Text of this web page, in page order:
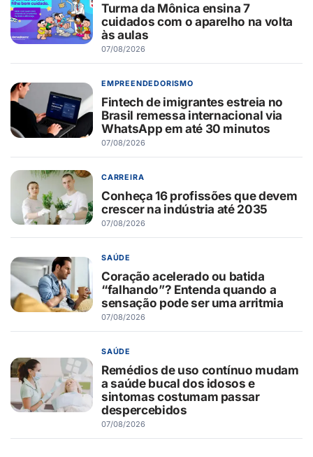
Turma da Mônica ensina 7
cuidados com o aparelho na volta
às aulas
07/08/2026
EMPREENDEDORISMO
Fintech de imigrantes estreia no
Brasil remessa internacional via
WhatsApp em até 30 minutos
07/08/2026
CARREIRA
Conheça 16 profissões que devem
crescer na indústria até 2035
07/08/2026
SAÚDE
Coração acelerado ou batida
“falhando”? Entenda quando a
sensação pode ser uma arritmia
07/08/2026
SAÚDE
Remédios de uso contínuo mudam
a saúde bucal dos idosos e
sintomas costumam passar
despercebidos
07/08/2026